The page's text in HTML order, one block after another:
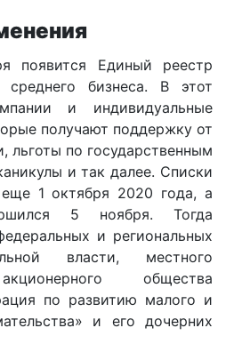
появится Единый реестр
бизнеса. В этот
и индивидуальные
получают поддержку от
льготы по государственным
и так далее. Списки
1 октября 2020 года, а
5 ноября. Тогда
и региональных
власти, местного
общества
по развитию малого и
и его дочерних